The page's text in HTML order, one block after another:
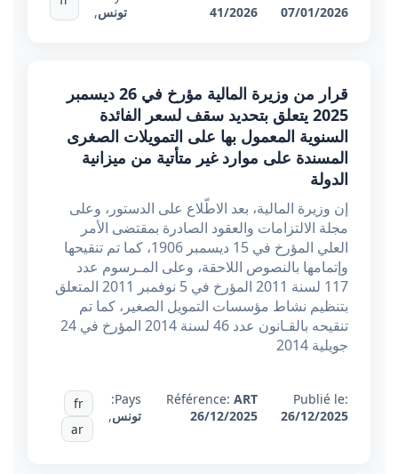
07/01/2026
41/2026
تونس,
قرار من وزيرة المالية مؤرخ في 26 ديسمبر
2025 يتعلق بتحديد سقف لسعر الفائدة
السنوية المعمول بها على التمويلات الصغرى
المسندة على موارد غير متأتية من ميزانية
الدولة
إن وزيرة المالية، بعد الاطّلاع على الدستور، وعلى
مجلة الالتزامات والعقود الصادرة بمقتضى الأمر
العلي المؤرخ في 15 ديسمبر 1906، كما تم تنقيحها
وإتمامها بالنصوص اللاحقة، وعلى المـرسوم عدد
117 لسنة 2011 المؤرخ في 5 نوفمبر 2011 المتعلق
بتنظيم نشاط مؤسسات التمويل الصغير، كما تم
تنقيحه بالقـانون عدد 46 لسنة 2014 المؤرخ في 24
جويلية 2014
Publié le:
26/12/2025
Référence:ART
26/12/2025
Pays:
تونس,
fr
ar